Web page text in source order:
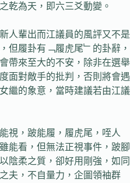
乾為天，即六三爻動變。
輩出而江議員的風評又不是
但履卦有﹁履虎尾﹂的卦辭，
帶來至大的不安，除非在選舉
面對敵手的批判，否則將會遇
繼的象意，當時建議若由江議
，跛能履，履虎尾，咥人
能看，但無法正視事件，跛腳
陰柔之質，卻好用剛強，如同
夫，不自量力，企圖領袖群